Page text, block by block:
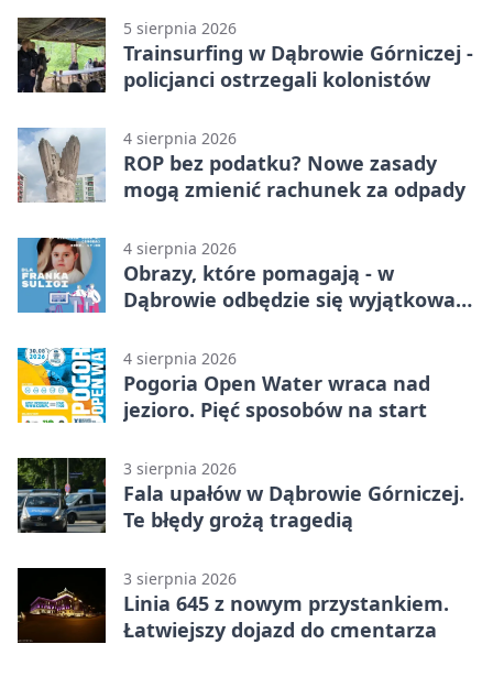
5 sierpnia 2026
Trainsurfing w Dąbrowie Górniczej -
policjanci ostrzegali kolonistów
4 sierpnia 2026
ROP bez podatku? Nowe zasady
mogą zmienić rachunek za odpady
4 sierpnia 2026
Obrazy, które pomagają - w
Dąbrowie odbędzie się wyjątkowa
4 sierpnia 2026
Pogoria Open Water wraca nad
jezioro. Pięć sposobów na start
3 sierpnia 2026
Fala upałów w Dąbrowie Górniczej.
Te błędy grożą tragedią
3 sierpnia 2026
Linia 645 z nowym przystankiem.
Łatwiejszy dojazd do cmentarza